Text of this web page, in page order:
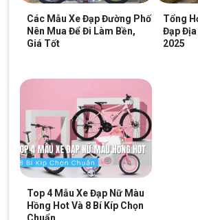
Các Mẫu Xe Đạp Đường Phố
Nên Mua Để Đi Làm Bền,
Giá Tốt
Tổng
Đạp Địa
2025
Top 4 Mẫu Xe Đạp Nữ Màu
Hồng Hot Và 8 Bí Kíp Chọn
Chuẩn